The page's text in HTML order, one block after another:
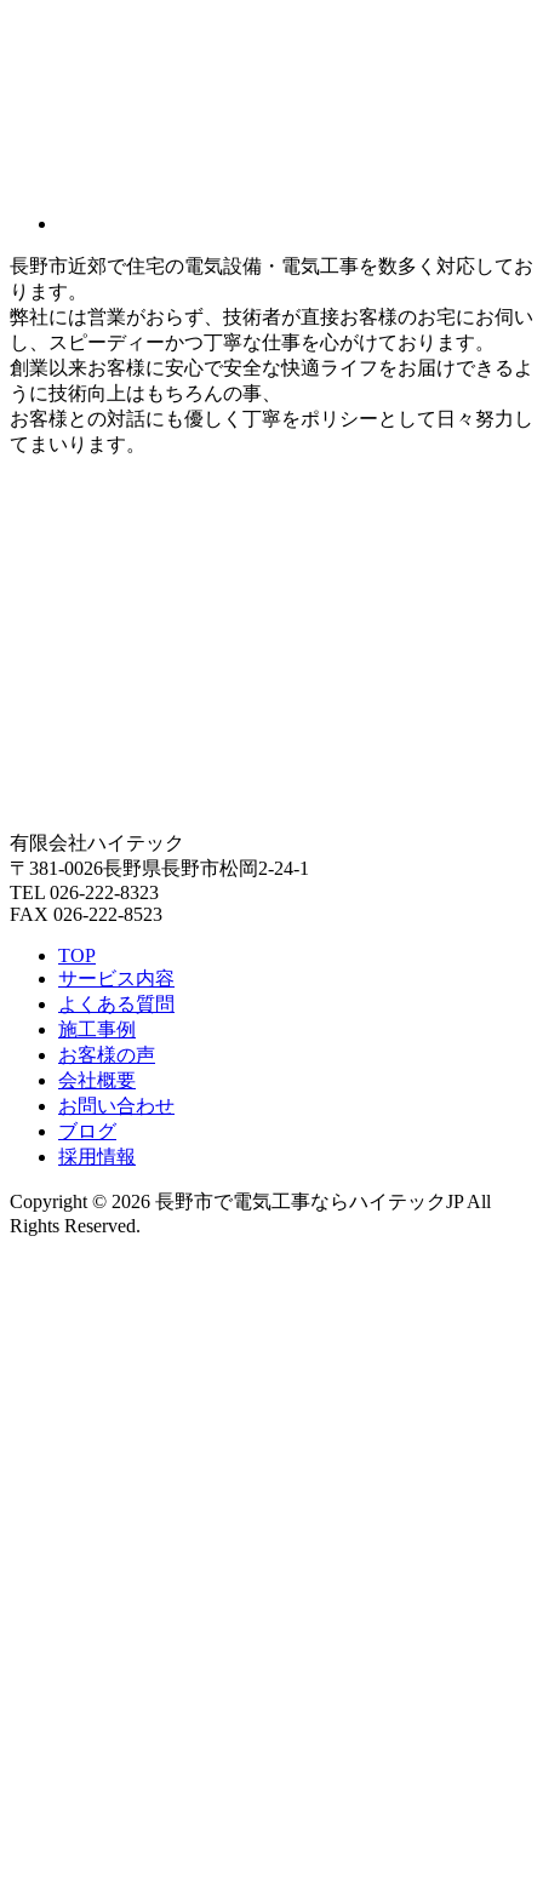
長野市近郊で住宅の電気設備・電気工事を数多く対応してお
ります。
弊社には営業がおらず、技術者が直接お客様のお宅にお伺い
し、スピーディーかつ丁寧な仕事を心がけております。
創業以来お客様に安心で安全な快適ライフをお届けできるよ
うに技術向上はもちろんの事、
お客様との対話にも優しく丁寧をポリシーとして日々努力し
てまいります。
有限会社ハイテック
〒381-0026長野県長野市松岡2-24-1
TEL 026-222-8323
FAX 026-222-8523
TOP
サービス内容
よくある質問
施工事例
お客様の声
会社概要
お問い合わせ
ブログ
採用情報
Copyright © 2026 長野市で電気工事ならハイテックJP All
Rights Reserved.